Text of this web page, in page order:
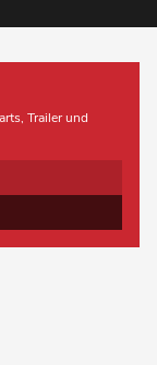
Trailer und